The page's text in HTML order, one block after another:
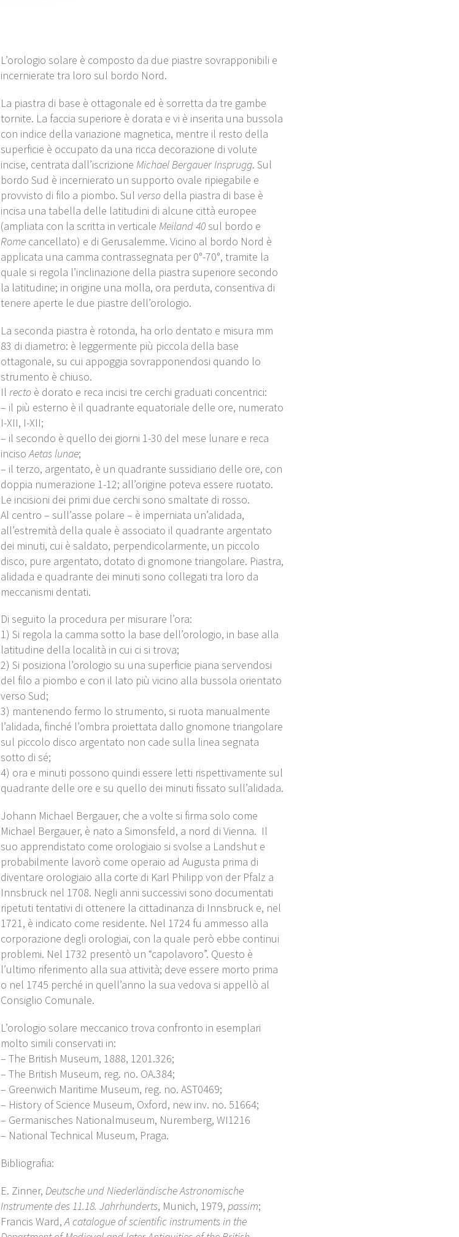
L’orologio solare è composto da due piastre sovrapponibili e
incernierate tra loro sul bordo Nord.
La piastra di base è ottagonale ed è sorretta da tre gambe
tornite. La faccia superiore è dorata e vi è inserita una bussola
con indice della variazione magnetica, mentre il resto della
superficie è occupato da una ricca decorazione di volute
incise, centrata dall’iscrizioneMichael Bergauer Insprugg. Sul
bordo Sud è incernierato un supporto ovale ripiegabile e
provvisto di filo a piombo. Sul verso della piastra di base è
incisa una tabella delle latitudini di alcune città europee
(ampliata con la scritta in verticaleMeiland 40 sul bordo e
Rome cancellato) e di Gerusalemme. Vicino al bordo Nord è
applicata una camma contrassegnata per 0°-70°, tramite la
quale si regola l’inclinazione della piastra superiore secondo
la latitudine; in origine una molla, ora perduta, consentiva di
tenere aperte le due piastre dell’orologio.
La seconda piastra è rotonda, ha orlo dentato e misura mm
83 di diametro: è leggermente più piccola della base
ottagonale, su cui appoggia sovrapponendosi quando lo
strumento è chiuso.
Il recto è dorato e reca incisi tre cerchi graduati concentrici:
– il più esterno è il quadrante equatoriale delle ore, numerato
I-XII, I-XII;
– il secondo è quello dei giorni 1-30 del mese lunare e reca
incisoAetas lunae;
– il terzo, argentato, è un quadrante sussidiario delle ore, con
doppia numerazione 1-12; all’origine poteva essere ruotato.
Le incisioni dei primi due cerchi sono smaltate di rosso.
Al centro – sull’asse polare – è imperniata un’alidada,
all’estremità della quale è associato il quadrante argentato
dei minuti, cui è saldato, perpendicolarmente, un piccolo
disco, pure argentato, dotato di gnomone triangolare. Piastra,
alidada e quadrante dei minuti sono collegati tra loro da
meccanismi dentati.
Di seguito la procedura per misurare l’ora:
1) Si regola la camma sotto la base dell’orologio, in base alla
latitudine della località in cui ci si trova;
2) Si posiziona l’orologio su una superficie piana servendosi
del filo a piombo e con il lato più vicino alla bussola orientato
verso Sud;
3) mantenendo fermo lo strumento, si ruota manualmente
l’alidada, finché l’ombra proiettata dallo gnomone triangolare
sul piccolo disco argentato non cade sulla linea segnata
sotto di sé;
4) ora e minuti possono quindi essere letti rispettivamente sul
quadrante delle ore e su quello dei minuti fissato sull’alidada.
Johann Michael Bergauer, che a volte si firma solo come
Michael Bergauer, è nato a Simonsfeld, a nord di Vienna. Il
suo apprendistato come orologiaio si svolse a Landshut e
probabilmente lavorò come operaio ad Augusta prima di
diventare orologiaio alla corte di Karl Philipp von der Pfalz a
Innsbruck nel 1708. Negli anni successivi sono documentati
ripetuti tentativi di ottenere la cittadinanza di Innsbruck e, nel
1721, è indicato come residente. Nel 1724 fu ammesso alla
corporazione degli orologiai, con la quale però ebbe continui
problemi. Nel 1732 presentò un “capolavoro”. Questo è
l’ultimo riferimento alla sua attività; deve essere morto prima
o nel 1745 perché in quell’anno la sua vedova si appellò al
Consiglio Comunale.
L’orologio solare meccanico trova confronto in esemplari
molto simili conservati in:
– The British Museum, 1888, 1201.326;
– The British Museum, reg. no. OA.384;
– Greenwich Maritime Museum, reg. no. AST0469;
– History of Science Museum, Oxford, new inv. no. 51664;
– Germanisches Nationalmuseum, Nuremberg, WI1216
– National Technical Museum, Praga.
Bibliografia:
E. Zinner, Deutsche und Niederländische Astronomische
Instrumente des 11.18.Jahrhunderts, Munich, 1979, passim;
Francis Ward,A catalogue of scientific instruments in the